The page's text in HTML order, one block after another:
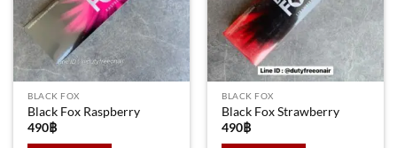
BLACK FOX
Black Fox Raspberry
490฿
BLACK FOX
Black Fox Strawberry
490฿